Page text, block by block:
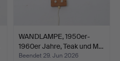
WANDLAMPE, 1950er-
1960er Jahre, Teak und M…
Beendet 29. Jun 2026